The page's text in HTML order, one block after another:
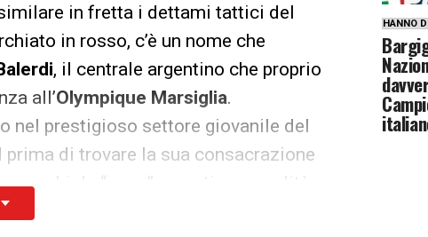
in fretta i dettami tattici del
in rosso, c’è un nome che
, il centrale argentino che proprio
all’Olympique Marsiglia.
nel prestigioso settore giovanile del
di trovare la sua consacrazione
“garra” argentina a qualità
aereo e, soprattutto, dotato di
HANNO